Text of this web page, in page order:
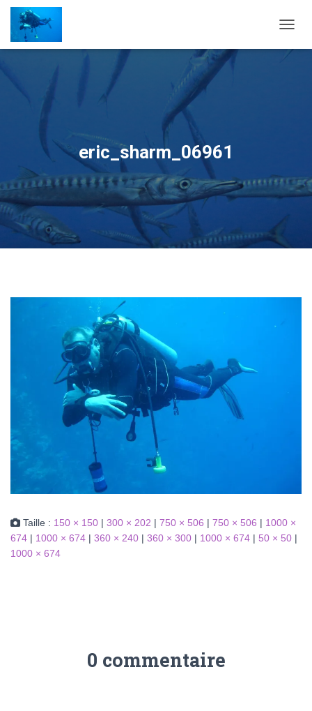
eric_sharm_06961
Taille : 150 × 150 | 300 × 202 | 750 × 506 | 750 × 506 | 1000 ×
674 | 1000 × 674 | 360 × 240 | 360 × 300 | 1000 × 674 | 50 × 50 |
1000 × 674
0 commentaire